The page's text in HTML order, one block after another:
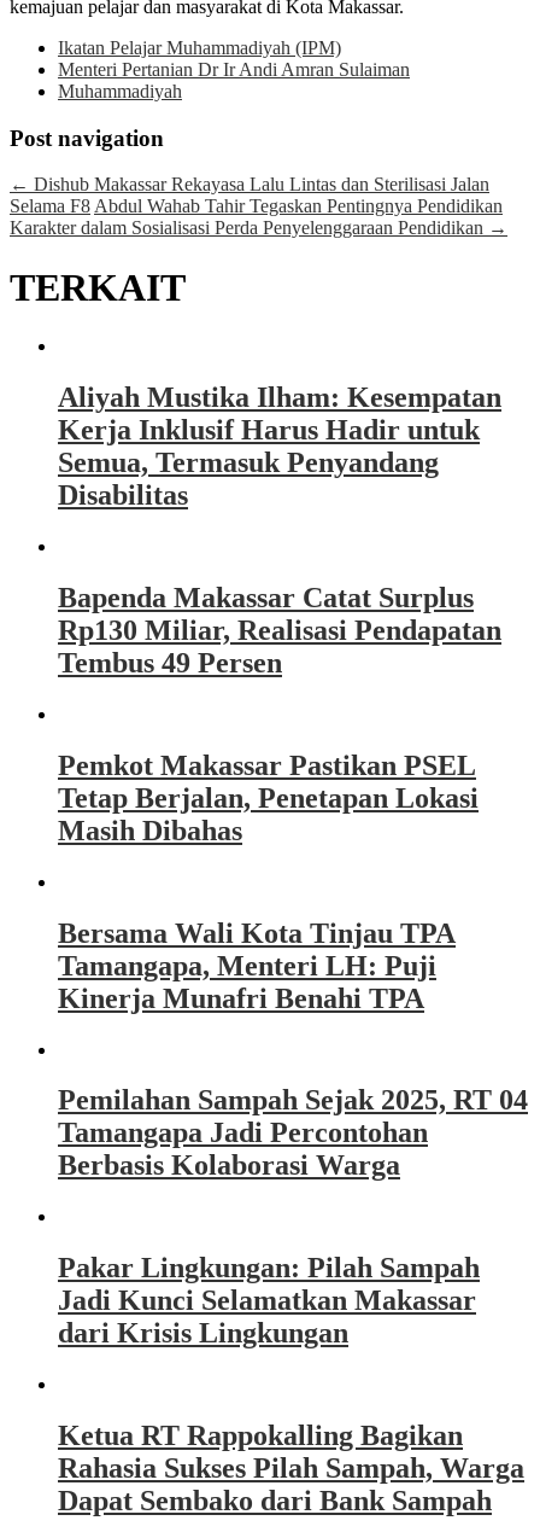
kemajuan pelajar dan masyarakat di Kota Makassar.
Ikatan Pelajar Muhammadiyah (IPM)
Menteri Pertanian Dr Ir Andi Amran Sulaiman
Muhammadiyah
Post navigation
← Dishub Makassar Rekayasa Lalu Lintas dan Sterilisasi Jalan
Selama F8Abdul Wahab Tahir Tegaskan Pentingnya Pendidikan
Karakter dalam Sosialisasi Perda Penyelenggaraan Pendidikan →
TERKAIT
Aliyah Mustika Ilham: Kesempatan
Kerja Inklusif Harus Hadir untuk
Semua, Termasuk Penyandang
Disabilitas
Bapenda Makassar Catat Surplus
Rp130 Miliar, Realisasi Pendapatan
Tembus 49 Persen
Pemkot Makassar Pastikan PSEL
Tetap Berjalan, Penetapan Lokasi
Masih Dibahas
Bersama Wali Kota Tinjau TPA
Tamangapa, Menteri LH: Puji
Kinerja Munafri Benahi TPA
Pemilahan Sampah Sejak 2025, RT 04
Tamangapa Jadi Percontohan
Berbasis Kolaborasi Warga
Pakar Lingkungan: Pilah Sampah
Jadi Kunci Selamatkan Makassar
dari Krisis Lingkungan
Ketua RT Rappokalling Bagikan
Rahasia Sukses Pilah Sampah, Warga
Dapat Sembako dari Bank Sampah